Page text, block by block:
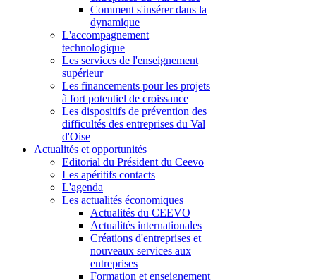
Comment s'insérer dans la
dynamique
L'accompagnement
technologique
Les services de l'enseignement
supérieur
Les financements pour les projets
à fort potentiel de croissance
Les dispositifs de prévention des
difficultés des entreprises du Val
d'Oise
Actualités et opportunités
Editorial du Président du Ceevo
Les apéritifs contacts
L'agenda
Les actualités économiques
Actualités du CEEVO
Actualités internationales
Créations d'entreprises et
nouveaux services aux
entreprises
Formation et enseignement